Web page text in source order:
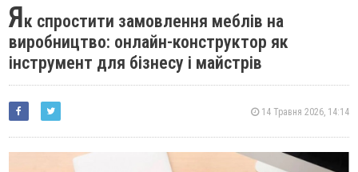
Як спростити замовлення меблів на
виробництво: онлайн-конструктор як
інструмент для бізнесу і майстрів
14 Травня 2026, 14:14